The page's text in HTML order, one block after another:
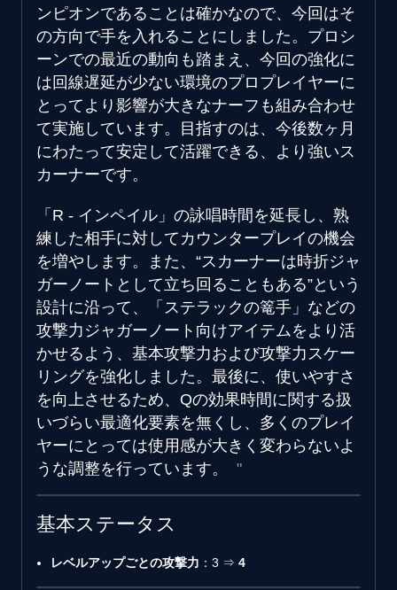
ンピオンであることは確かなので、今回はそ
の方向で手を入れることにしました。プロシ
ーンでの最近の動向も踏まえ、今回の強化に
は回線遅延が少ない環境のプロプレイヤーに
とってより影響が大きなナーフも組み合わせ
て実施しています。目指すのは、今後数ヶ月
にわたって安定して活躍できる、より強いス
カーナーです。
「R - インペイル」の詠唱時間を延長し、熟
練した相手に対してカウンタープレイの機会
を増やします。また、“スカーナーは時折ジャ
ガーノートとして立ち回ることもある”という
設計に沿って、「ステラックの篭手」などの
攻撃力ジャガーノート向けアイテムをより活
かせるよう、基本攻撃力および攻撃力スケー
リングを強化しました。最後に、使いやすさ
を向上させるため、Qの効果時間に関する扱
いづらい最適化要素を無くし、多くのプレイ
ヤーにとっては使用感が大きく変わらないよ
うな調整を行っています。
基本ステータス
レベルアップごとの攻撃力 ：3 ⇒ 4